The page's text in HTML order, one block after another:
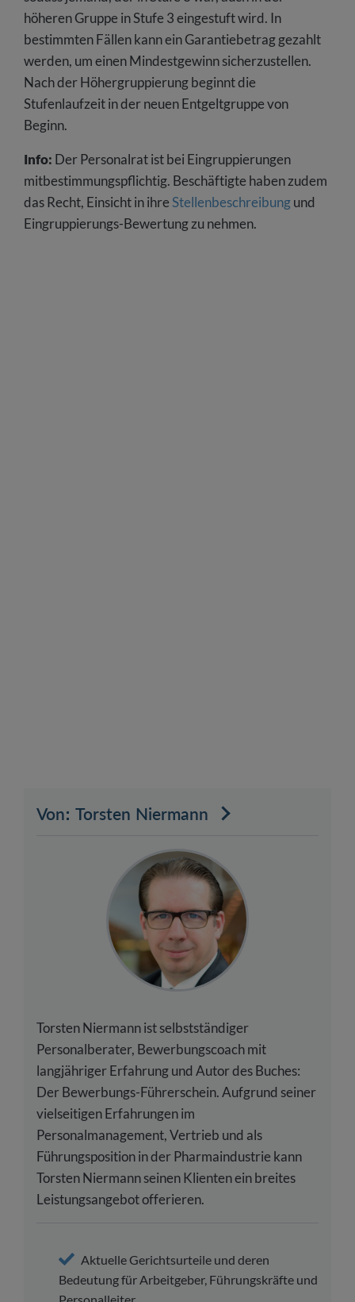
höheren Gruppe in Stufe 3 eingestuft wird. In
bestimmten Fällen kann ein Garantiebetrag gezahlt
werden, um einen Mindestgewinn sicherzustellen.
Nach der Höhergruppierung beginnt die
Stufenlaufzeit in der neuen Entgeltgruppe von
Beginn.
Info: Der Personalrat ist bei Eingruppierungen
mitbestimmungspflichtig. Beschäftigte haben zudem
das Recht, Einsicht in ihreStellenbeschreibungund
Eingruppierungs-Bewertung zu nehmen.
Von: Torsten Niermann
Torsten Niermann ist selbstständiger
Personalberater, Bewerbungscoach mit
langjähriger Erfahrung und Autor des Buches:
Der Bewerbungs-Führerschein. Aufgrund seiner
vielseitigen Erfahrungen im
Personalmanagement, Vertrieb und als
Führungsposition in der Pharmaindustrie kann
Torsten Niermann seinen Klienten ein breites
Leistungsangebot offerieren.
Aktuelle Gerichtsurteile und deren
Bedeutung für Arbeitgeber, Führungskräfte und